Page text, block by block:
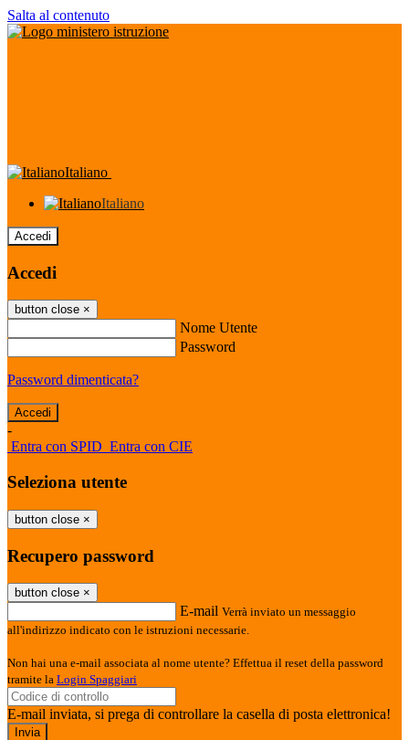
Salta al contenuto
Italiano
Italiano
Accedi
Accedi
button close ×
Nome Utente
Password
Password dimenticata?
-
Entra con SPID Entra con CIE
Seleziona utente
button close ×
Recupero password
button close ×
E-mail Verrà inviato un messaggio
all'indirizzo indicato con le istruzioni necessarie.
Non hai una e-mail associata al nome utente? Effettua il reset della password
tramite la Login Spaggiari
E-mail inviata, si prega di controllare la casella di posta elettronica!